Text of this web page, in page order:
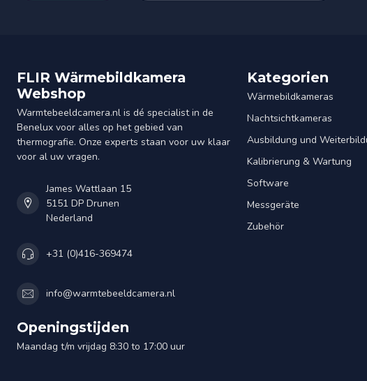
FLIR Wärmebildkamera
Webshop
Warmtebeeldcamera.nl is dé specialist in de
Benelux voor alles op het gebied van
thermografie. Onze experts staan voor uw klaar
voor al uw vragen.
James Wattlaan 15
5151 DP Drunen
Nederland
+31 (0)416-369474
info@warmtebeeldcamera.nl
Openingstijden
Maandag t/m vrijdag 8:30 to 17:00 uur
Kategorien
Wärmebildkameras
Nachtsichtkameras
Ausbildung und
Kalibrierung & Wartung
Software
Messgeräte
Zubehör